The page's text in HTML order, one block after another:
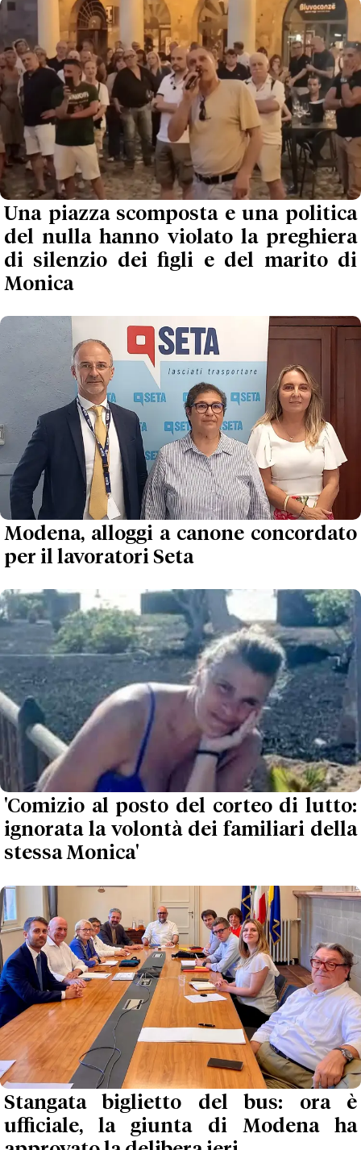
Una piazza scomposta e una politica
del nulla hanno violato la preghiera
di silenzio dei figli e del marito di
Monica
Modena, alloggi a canone concordato
per il lavoratori Seta
'Comizio al posto del corteo di lutto:
ignorata la volontà dei familiari della
stessa Monica'
Stangata biglietto del bus: ora è
ufficiale, la giunta di Modena ha